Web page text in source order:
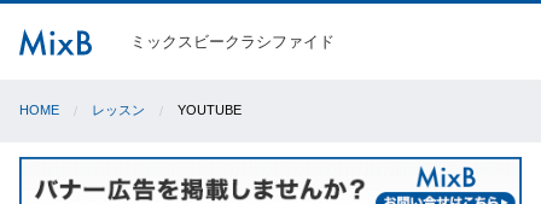
ミックスビークラシファイド
HOME レッスン YOUTUBE